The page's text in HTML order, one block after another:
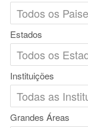
Estados
Instituições
Grandes Áreas